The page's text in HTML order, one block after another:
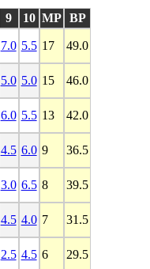
9 10 MP BP
7.0 5.5 17 49.0
5.0 5.0 15 46.0
6.0 5.5 13 42.0
4.5 6.0 9 36.5
3.0 6.5 8 39.5
4.5 4.0 7 31.5
2.5 4.5 6 29.5